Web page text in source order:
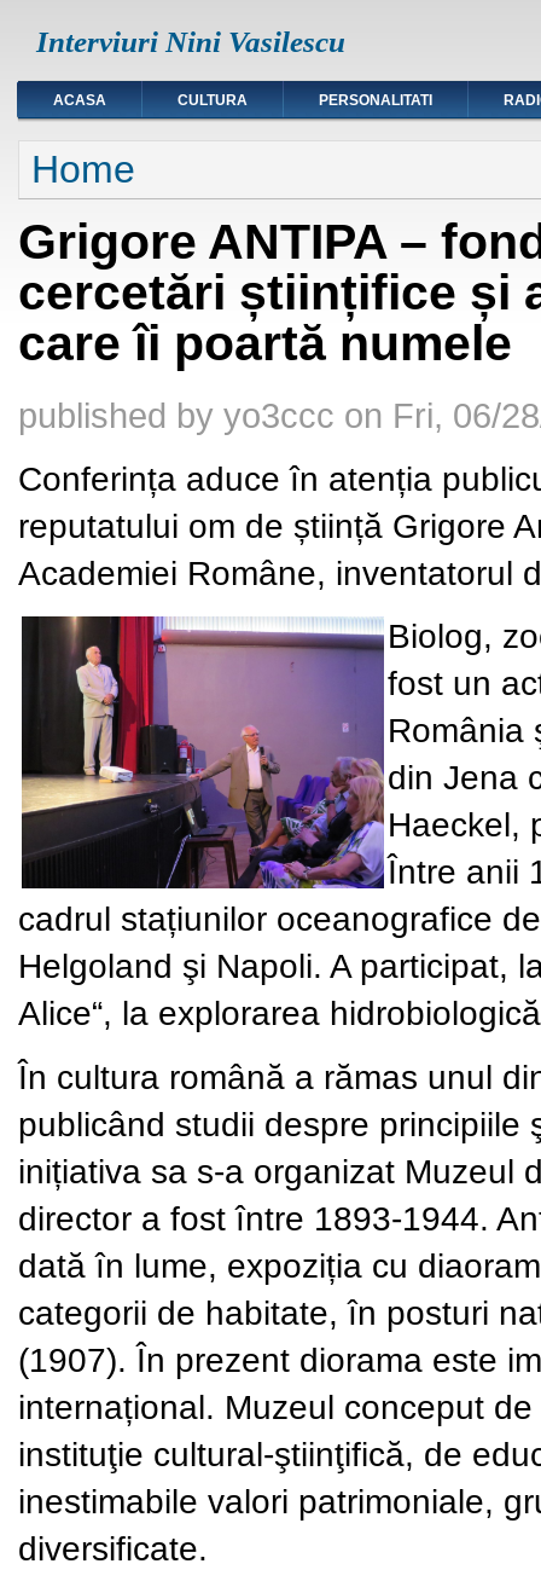
Interviuri Nini Vasilescu
ACASA CULTURA PERSONALITATI
You are here
Home
Grigore ANTIPA –
cercetări științifice și
care îi poartă numele
published by yo3ccc on Fri, 06/
Conferința aduce în atenția
reputatului om de știință Grigore
Academiei Române, inventatorul
Biolog,
fost un
România
din Jena
Haeckel,
Între anii
cadrul stațiunilor oceanografice
Helgoland şi Napoli. A participat,
Alice“, la explorarea
În cultura română a rămas unul
publicând studii despre
inițiativa sa s-a organizat Muzeul
director a fost între 1893-1944.
dată în lume, expoziția cu
categorii de habitate, în posturi
(1907). În prezent diorama este
internațional. Muzeul conceput
instituţie cultural-ştiinţifică, de
inestimabile valori patrimoniale,
diversificate.